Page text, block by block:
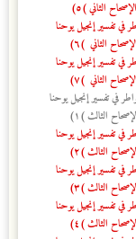
الإصحاح الثاني (٥)
في تفسير إنجيل يوحنا
الإصحاح الثاني (٦)
في تفسير إنجيل يوحنا
الإصحاح الثاني (٧)
في تفسير إنجيل يوحنا
الثالث (١)
في تفسير إنجيل يوحنا
الثالث (٢)
في تفسير إنجيل يوحنا
الثالث (٣)
في تفسير إنجيل يوحنا
الثالث (٤)